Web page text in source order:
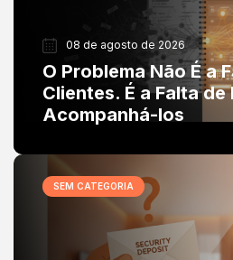
08 de agosto de 2026
O Problema Não É a
Clientes. É a Falta
Acompanhá-los
SEM CATEGORIA